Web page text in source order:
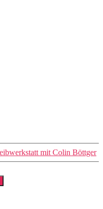
mit Colin Böttger